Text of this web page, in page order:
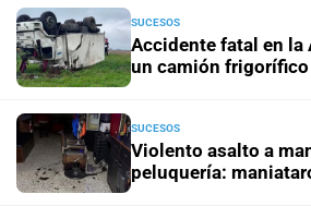
SUCESOS
Accidente fatal en la
un camión
SUCESOS
Violento asalto a
peluquería: